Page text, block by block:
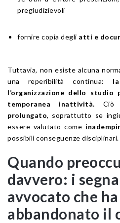
pregiudizievoli
fornire copia degli atti e
Tuttavia, non esiste alcuna
una reperibilità continua:
l’organizzazione dello studio
temporanea inattività.
Ciò
prolungato, soprattutto se
essere valutato come
possibili conseguenze disciplinari.
Quando
davvero: i
avvocato che ha
abbandonato il